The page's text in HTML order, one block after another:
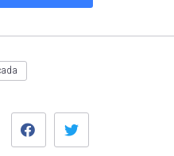
Facebook